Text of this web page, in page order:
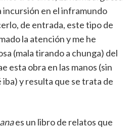
incursión en el inframundo
de entrada, este tipo de
la atención y me he
(mala tirando a chunga) del
esta obra en las manos (sin
iba) y resulta que se trata de
es un libro de relatos que